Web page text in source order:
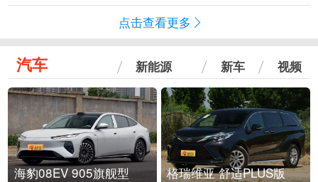
点击查看更多
汽车 新能源 新车 视频
海豹08EV 905旗舰型 格瑞维亚 舒适PLUS版